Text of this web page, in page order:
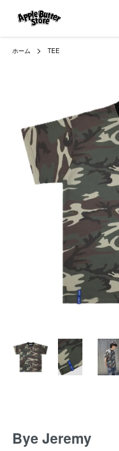
ホーム TEE
Bye Jeremy